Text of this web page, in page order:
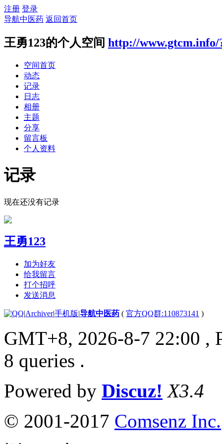
注册 登录
导航中医药 返回首页
王勇123的个人空间 http://www.gtcm.info/
空间首页
动态
记录
日志
相册
主题
分享
留言板
个人资料
记录
现在还没有记录
王勇123
加为好友
给我留言
打个招呼
发送消息
|Archiver|手机版|导航中医药 ( 官方QQ群:110873141 )
GMT+8, 2026-8-7 22:00 ,
8 queries .
Powered by Discuz! X3.4
© 2001-2017 Comsenz Inc.